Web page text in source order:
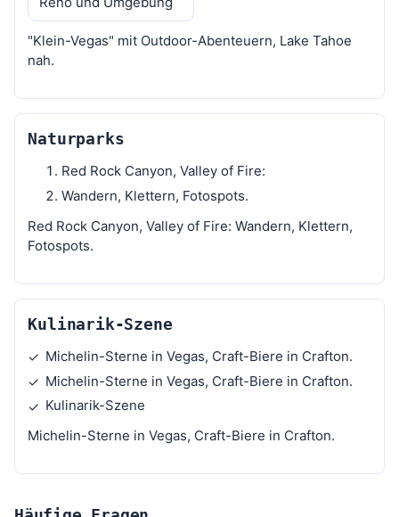
"Klein-Vegas" mit Outdoor-Abenteuern, Lake Tahoe
nah.
Naturparks
Red Rock Canyon, Valley of Fire:
Wandern, Klettern, Fotospots.
Red Rock Canyon, Valley of Fire: Wandern, Klettern,
Fotospots.
Kulinarik-Szene
✓ Michelin-Sterne in Vegas, Craft-Biere in Crafton.
✓ Michelin-Sterne in Vegas, Craft-Biere in Crafton.
✓ Kulinarik-Szene
Michelin-Sterne in Vegas, Craft-Biere in Crafton.